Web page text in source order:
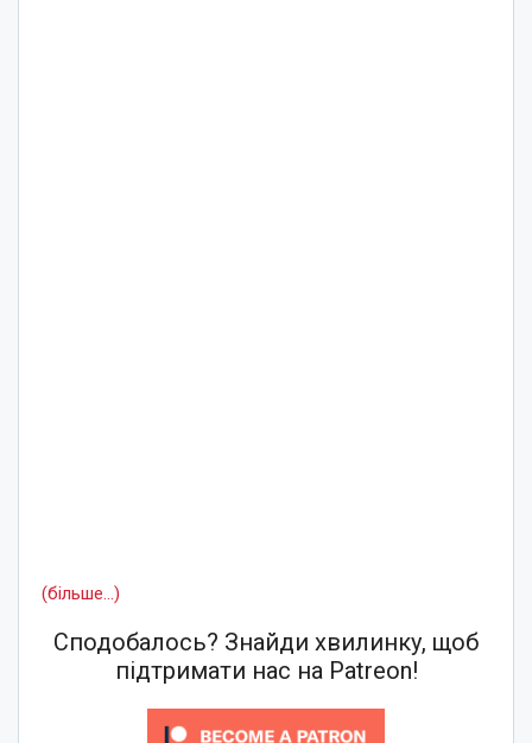
(більше…)
Сподобалось? Знайди хвилинку, щоб
підтримати нас на Patreon!